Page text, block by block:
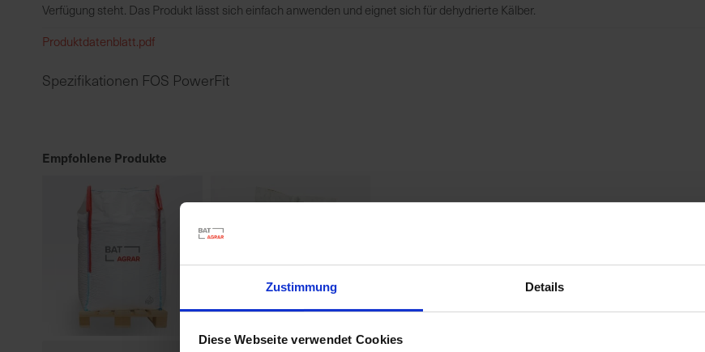
Zustimmung Details
Diese Webseite verwendet Cookies
Verfügung steht. Das Produkt lässt sich einfach anwenden und eignet sich für dehydrierte Kälber.
Produktdatenblatt.pdf
Spezifikationen FOS PowerFit
Empfohlene Produkte